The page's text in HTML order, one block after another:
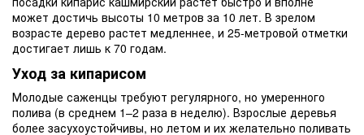
может достичь высоты 10 метров за 10 лет. В зрелом
возрасте дерево растет медленнее, и 25-метровой отметки
достигает лишь к 70 годам.
Уход за кипарисом
Молодые саженцы требуют регулярного, но умеренного
полива (в среднем 1–2 раза в неделю). Взрослые деревья
более засухоустойчивы, но летом и их желательно поливать